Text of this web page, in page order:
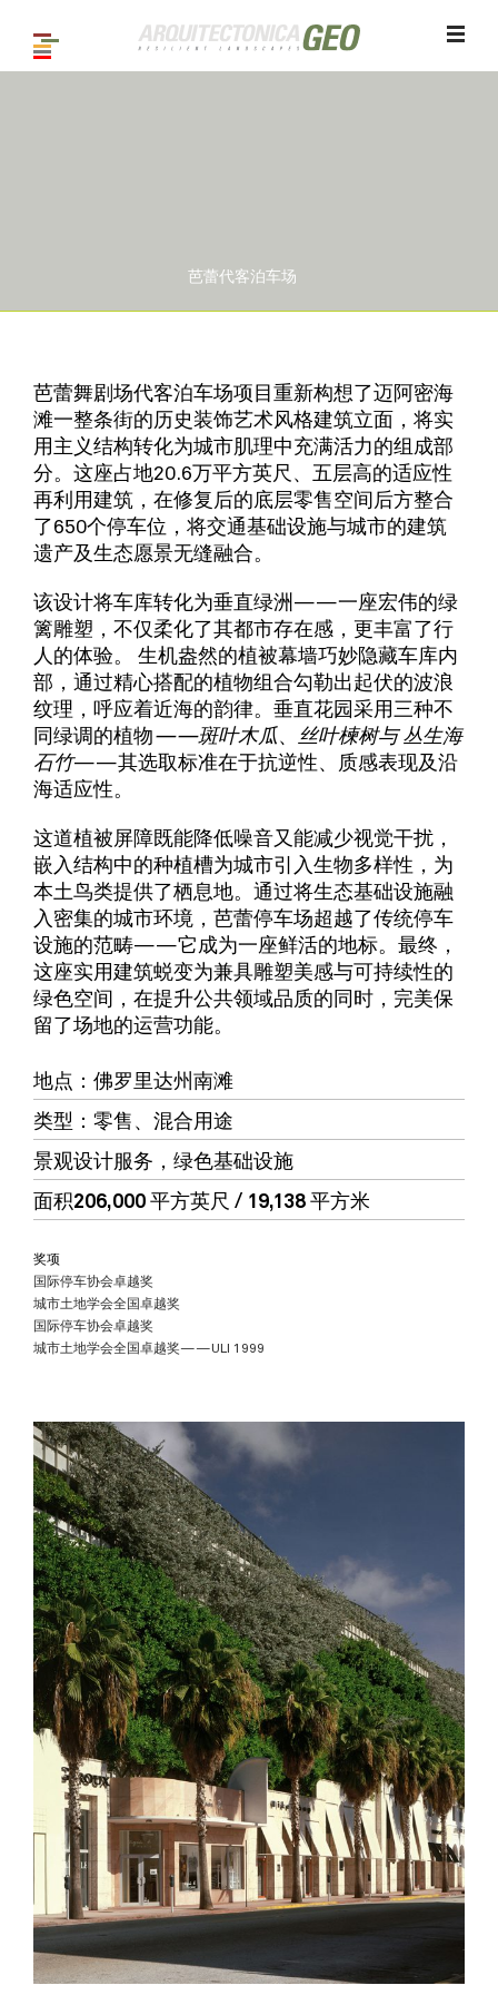
芭蕾代客泊车场
芭蕾舞剧场代客泊车场项目重新构想了迈阿密海
滩一整条街的历史装饰艺术风格建筑立面，将实
用主义结构转化为城市肌理中充满活力的组成部
分。这座占地20.6万平方英尺、五层高的适应性
再利用建筑，在修复后的底层零售空间后方整合
了650个停车位，将交通基础设施与城市的建筑
遗产及生态愿景无缝融合。
该设计将车库转化为垂直绿洲——一座宏伟的绿
篱雕塑，不仅柔化了其都市存在感，更丰富了行
人的体验。 生机盎然的植被幕墙巧妙隐藏车库内
部，通过精心搭配的植物组合勾勒出起伏的波浪
纹理，呼应着近海的韵律。垂直花园采用三种不
同绿调的植物——斑叶木瓜、 丝叶楝树与 丛生海
石竹——其选取标准在于抗逆性、质感表现及沿
海适应性。
这道植被屏障既能降低噪音又能减少视觉干扰，
嵌入结构中的种植槽为城市引入生物多样性，为
本土鸟类提供了栖息地。通过将生态基础设施融
入密集的城市环境，芭蕾停车场超越了传统停车
设施的范畴——它成为一座鲜活的地标。最终，
这座实用建筑蜕变为兼具雕塑美感与可持续性的
绿色空间，在提升公共领域品质的同时，完美保
留了场地的运营功能。
地点 ：佛罗里达州南滩
类型 ： 零售、 混合用途
景观设计服务 ，绿色基础设施
面积206,000 平方英尺 / 19,138 平方米
奖项
国际停车协会卓越奖
城市土地学会全国卓越奖
国际停车协会卓越奖
城市土地学会全国卓越奖——ULI 1999